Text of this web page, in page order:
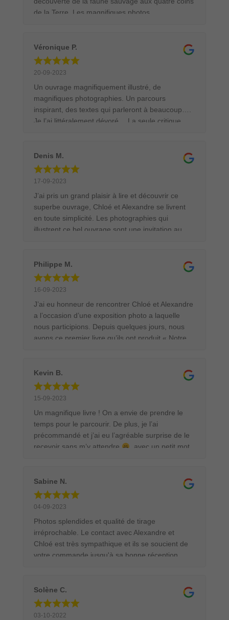
de la Terre. Les magnifiques photos
papier de qualité. Le tout est accompagné de
très beaux textes dans lesquels le jeune couple
nous partage anecdotes et circonstances des
trouvera une bonne place dans la bibliothèque
des passionnés de la Nature et de ses animaux.
Véronique P.
20-09-2023
Un ouvrage magnifiquement illustré, de
magnifiques photographies. Un parcours
inspirant, des textes qui parleront à beaucoup….
Je l’ai littéralement dévoré… La seule critique
Denis M.
17-09-2023
J’ai pris un grand plaisir à lire et découvrir ce
superbe ouvrage, Chloé et Alexandre se livrent
en toute simplicité. Les photographies qui
illustrent ce bel ouvrage sont une invitation au
Philippe M.
16-09-2023
J’ai eu honneur de rencontrer Chloé et Alexandre
a l’occasion d’une exposition photo a laquelle
nous participions. Depuis quelques jours, nous
avons ce premier livre qu’ils ont produit « Notre
de très belles photos. Si vous êtes un peu
curieux laissez vous tenter par cet ouvrage.
Kevin B.
15-09-2023
Un magnifique livre ! On a envie de prendre le
temps pour le parcourir. De plus, je l’ai
précommandé et j’ai eu l’agréable surprise de le
recevoir sans m’y attendre
, avec un petit mot
créateurs. Je recommande ce livre pour tous les
passionnés de nature et de photographie
animalière.
Sabine N.
04-09-2023
Photos splendides et qualité de tirage
irréprochable. Le contact avec Alexandre et
Chloé est très sympathique et ils se soucient de
votre commande jusqu'à sa bonne réception.
américaine. Le tableau était parfaitement protégé
pour son transport. Ce sera avec un grand plaisir
et en toute confiance que je commanderai
Solène C.
03-10-2022